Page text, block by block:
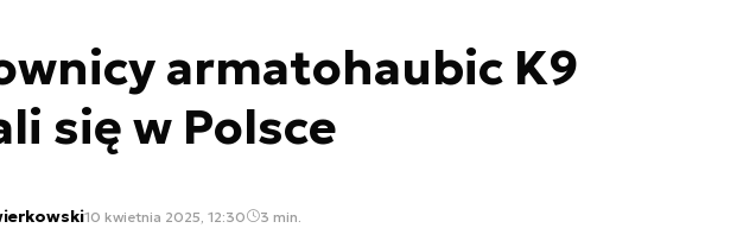
armatohaubic K9
się w Polsce
10 kwietnia 2025, 12:30 3 min.